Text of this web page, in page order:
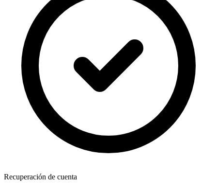
Recuperación de cuenta